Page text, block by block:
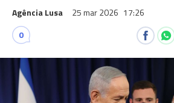
Agência Lusa 25 mar 2026 17:26
0